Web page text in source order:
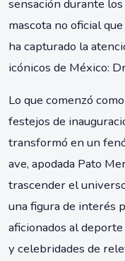
sensación durante
mascota no oficial
ha capturado la
icónicos de México:
Lo que comenzó
festejos de
transformó en un
ave, apodada Pato
trascender el
una figura de interés
aficionados al
y celebridades de